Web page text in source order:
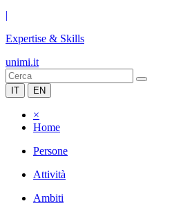
|
Expertise & Skills
unimi.it
IT EN
×
Home
Persone
Attività
Ambiti